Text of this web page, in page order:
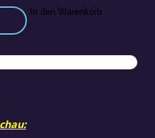
In den Warenkorb